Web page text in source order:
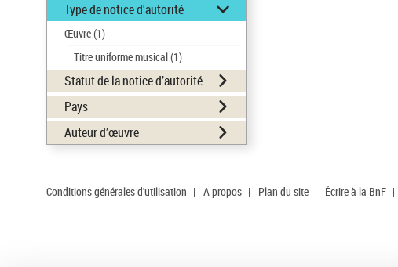
Type de notice d'autorité
Œuvre(1)
Titre uniforme musical(1)
Statut de la notice d’autorité
Pays
Auteur d’œuvre
Conditions générales d'utilisation | A propos | Plan du site | Écrire à la BnF |